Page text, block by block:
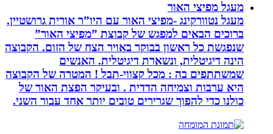
מעגל מפיצי האור
מעגל נטוורקינג -מפיצי האור עם היו”ר אורית גרושטיין.
ברוכים הבאים למפגש של קבוצת ”מפיצי האור”
שנפגשת כל ראשון בבוקר באויר הצח של הזום. הקבוצה
הינה דיגיטלית, ונשארת דיגיטלית. האנשים
שמשתתפים בה : מכל קצווי-תבל ! המטרה של הקבוצה
היא ערבות וצמיחה הדדית . ובעיקר הפצת האור של
כולנו כדי להפוך שגרירים טובים יותר אחד עבור השני.